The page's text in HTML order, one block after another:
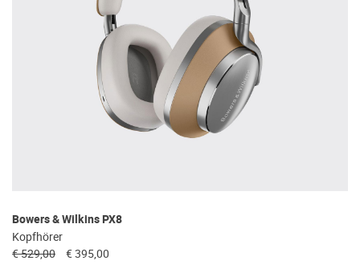
Bowers & Wilkins PX8
Kopfhörer
€ 529,00
€ 395,00